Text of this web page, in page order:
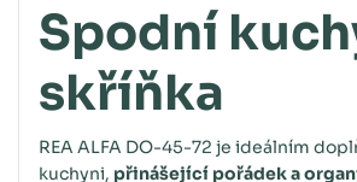
Spodní
skříňka
REA ALFA DO-45-72 je ideálním
kuchyni, přinášející pořádek a